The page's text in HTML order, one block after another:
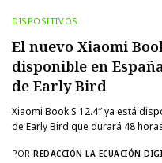
DISPOSITIVOS
El nuevo Xiaomi
disponible en
de Early Bird
Xiaomi Book S 12.4″ ya está
de Early Bird que durará 48
POR REDACCIÓN LA ECUACIÓN